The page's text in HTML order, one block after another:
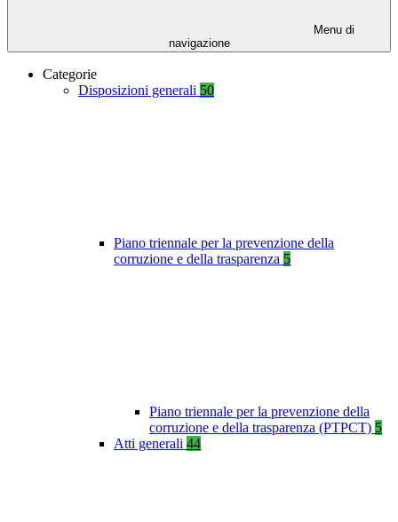
Menu di
navigazione
Categorie
Disposizioni generali 50
Piano triennale per la prevenzione della
corruzione e della trasparenza 5
Piano triennale per la prevenzione della
corruzione e della trasparenza (PTPCT) 5
Atti generali 44